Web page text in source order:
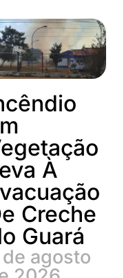
À
Creche
Guará
agosto